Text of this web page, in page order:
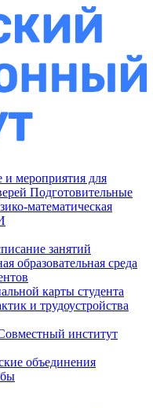
и мероприятия для
Подготовительные
математическая
занятий
образовательная среда
карты студента
и трудоустройства
институт
объединения